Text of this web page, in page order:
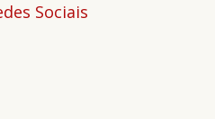
Sociais